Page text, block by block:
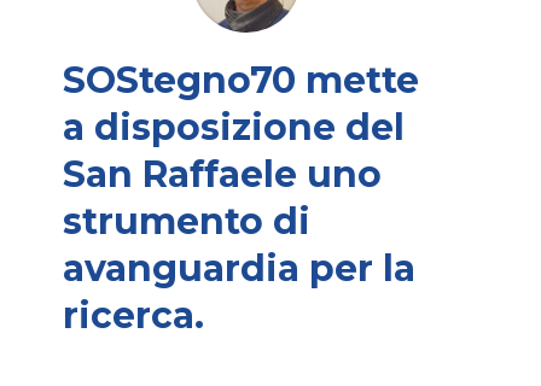
SOStegno70 mette
a disposizione del
San Raffaele uno
strumento di
avanguardia per la
ricerca.